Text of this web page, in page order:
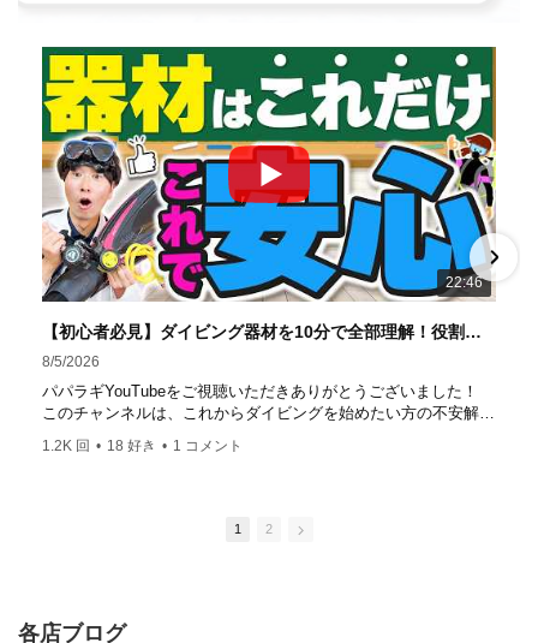
の初心者ダイビングライセンス認定実績。 常駐のプロイン
ストラクターは40名ほど。 【初心者からプロレベルま
で！】 年間ファンダイブ開催数は1,000本を超え、初心者の
方でも安心して潜れるような初心者向けツアーを毎週開催
中！ 2021年マリンダイビング大賞
「講習が上手なダ
イビングスクール」部門
「教え方がうまいインストラク
ター」部門
「国内ダイビングサービス伊豆半島エリア」
部門
「国内ダイビングガイド伊豆半島エリア」部門 4冠
達成！ ――――――――――――――――― パパラギダイ
ビングスクール 本店 神奈川県 藤沢市 南藤沢10-4
はコチラ
https://www.papalagi.co.jp/staticpages/index.php/work
22:46
【初心者必見】ダイビング器材を10分で全部理解！役割・使い方をやさしく解説
8/5/2026
パパラギYouTubeをご視聴いただきありがとうございました！
このチャンネルは、これからダイビングを始めたい方の不安解消
や悩みごとを解消するためのチャンネルです
ひとりでも多くの方に、素敵なダイビングライフを送っていただ
ダイビングのこんな情報を知りたいなどありましたらコメントを
～～～～～～～～～～～～～～～～～～～～～～～～～～～～
1.2K 回 • 18 好き • 1 コメント
1 2
各店ブログ